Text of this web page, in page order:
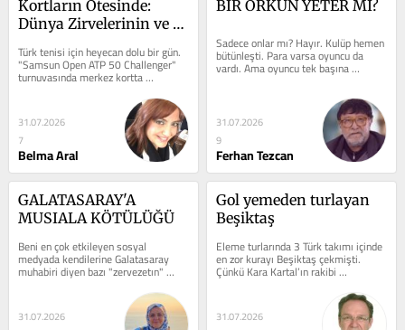
Kortların Ötesinde:
Dünya Zirvelerinin ve
Türk tenisi için heyecan dolu bir gün.
"Samsun Open ATP 50 Challenger"
turnuvasında merkez kortta
31.07.2026
7
Belma Aral
BİR ORKUN YETER Mİ?
Sadece onlar mı? Hayır. Kulüp hemen
bütünleşti. Para varsa oyuncu da
vardı. Ama oyuncu tek başına
yetmiyordu. Parası olmayan ancak...
31.07.2026
9
Ferhan Tezcan
GALATASARAY'A
MUSIALA KÖTÜLÜĞÜ
Beni en çok etkileyen sosyal
medyada kendilerine Galatasaray
muhabiri diyen bazı "zervezetın"
olayın aslında çok daha acı yönünü
31.07.2026
Gol yemeden turlayan
Beşiktaş
Eleme turlarında 3 Türk takımı içinde
en zor kurayı Beşiktaş çekmişti.
Çünkü Kara Kartal’ın rakibi
Midtjlland, geçen yıl Avrupa...
31.07.2026